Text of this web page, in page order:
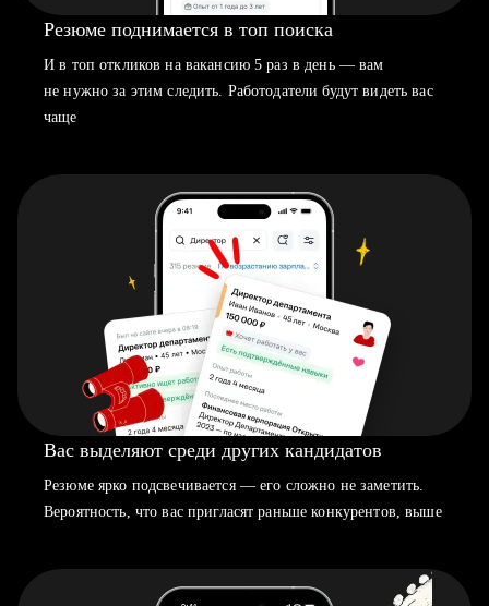
Резюме поднимается в топ поиска
И в топ откликов на вакансию 5 раз в день — вам
не нужно за этим следить. Работодатели будут видеть вас
чаще
Вас выделяют среди других кандидатов
Резюме ярко подсвечивается — его сложно не заметить.
Вероятность, что вас пригласят раньше конкурентов, выше